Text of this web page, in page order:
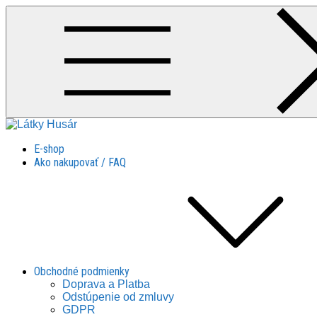
Skip
Látky Husár
Látky Husár
E-shop
Ako nakupovať / FAQ
Obchodné podmienky
Doprava a Platba
Odstúpenie od zmluvy
GDPR